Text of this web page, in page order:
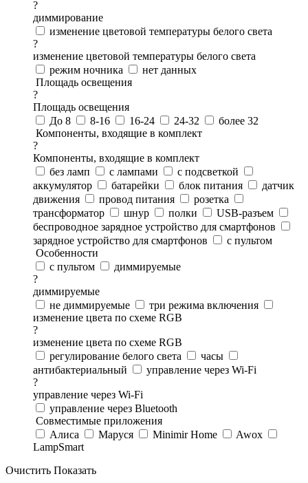
?
диммирование
изменение цветовой температуры белого света
?
изменение цветовой температуры белого света
режим ночника
нет данных
Площадь освещения
?
Площадь освещения
До 8
8-16 16-24 24-32
более 32
Компоненты, входящие в комплект
?
Компоненты, входящие в комплект
без ламп
с лампами
с подсветкой
аккумулятор
батарейки блок питания
датчик
движения
провод питания
розетка
трансформатор
шнур полки
USB-разъем
беспроводное зарядное устройство для смартфонов
зарядное устройство для смартфонов
с пультом
Особенности
с пультом
диммируемые
?
диммируемые
не диммируемые
три режима включения
изменение цвета по схеме RGB
?
изменение цвета по схеме RGB
регулирование белого света
часы
антибактериальный
управление через Wi-Fi
?
управление через Wi-Fi
управление через Bluetooth
Совместимые приложения
Алиса
Маруся Minimir Home
Awox
LampSmart
Очистить Показать